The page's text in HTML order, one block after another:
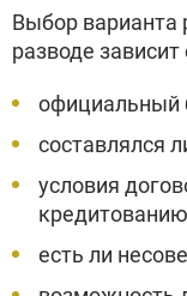
Выбор варианта
разводе
официальный
составлялся
условия
есть ли